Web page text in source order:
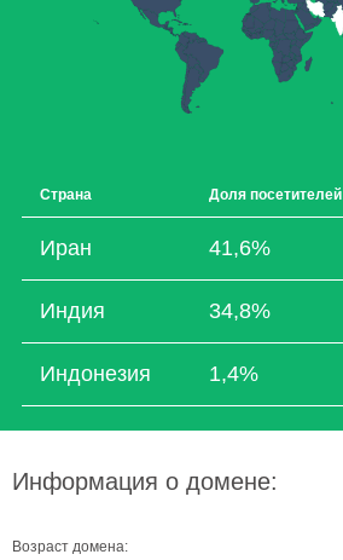
Страна Доля посетителей
Иран 41,6%
Индия 34,8%
Индонезия 1,4%
Информация о домене:
Возраст домена: